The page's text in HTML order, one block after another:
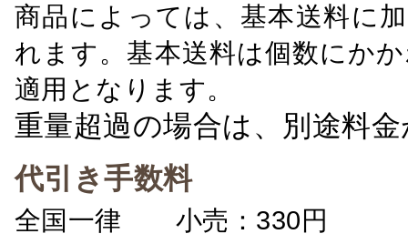
商品によっては、基本送料に
れます。基本送料は個数にか
適用となります。
重量超過の場合は、別途料
代引き手数料
全国一律 小売：330円 卸